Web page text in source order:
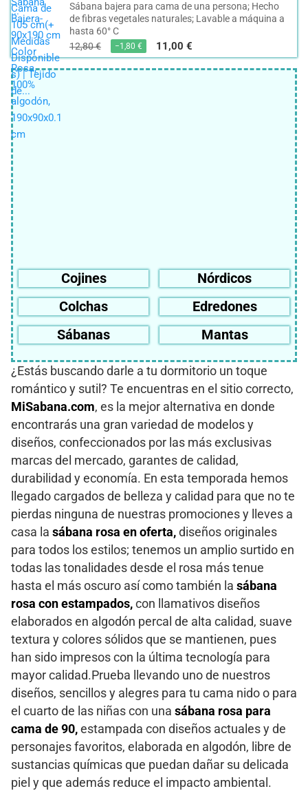
Sábana bajera para cama de una persona; Hecho
de fibras vegetales naturales; Lavable a máquina a
hasta 60° C
12,80 €
−1,80 € 11,00 €
Cojines
Nórdicos
Colchas
Edredones
Sábanas
Mantas
¿Estás buscando darle a tu dormitorio un toque
romántico y sutil? Te encuentras en el sitio correcto,
MiSabana.com, es la mejor alternativa en donde
encontrarás una gran variedad de modelos y
diseños, confeccionados por las más exclusivas
marcas del mercado, garantes de calidad,
durabilidad y economía. En esta temporada hemos
llegado cargados de belleza y calidad para que no te
pierdas ninguna de nuestras promociones y lleves a
casa la sábana rosa en oferta, diseños originales
para todos los estilos; tenemos un amplio surtido en
todas las tonalidades desde el rosa más tenue
hasta el más oscuro así como también la sábana
rosa con estampados, con llamativos diseños
elaborados en algodón percal de alta calidad, suave
textura y colores sólidos que se mantienen, pues
han sido impresos con la última tecnología para
mayor calidad.Prueba llevando uno de nuestros
diseños, sencillos y alegres para tu cama nido o para
el cuarto de las niñas con una sábana rosa para
cama de 90, estampada con diseños actuales y de
personajes favoritos, elaborada en algodón, libre de
sustancias químicas que puedan dañar su delicada
piel y que además reduce el impacto ambiental.